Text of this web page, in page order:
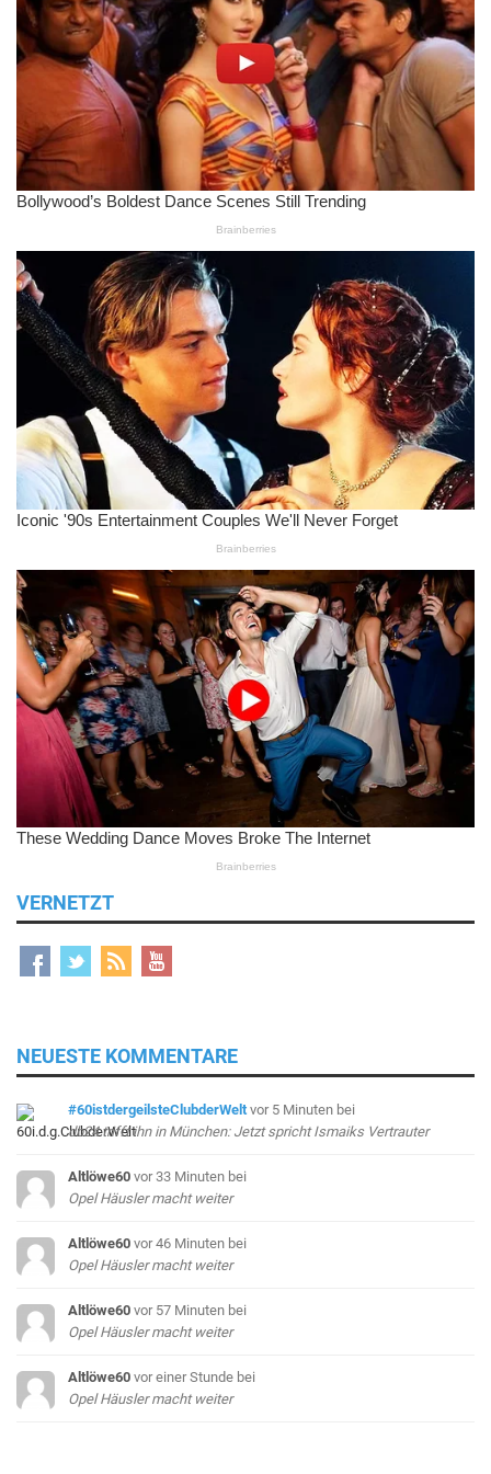
VERNETZT
NEUESTE KOMMENTARE
#60istdergeilsteClubderWelt vor 5 Minuten bei
db24 trifft ihn in München: Jetzt spricht Ismaiks Vertrauter
Altlöwe60 vor 33 Minuten bei
Opel Häusler macht weiter
Altlöwe60 vor 46 Minuten bei
Opel Häusler macht weiter
Altlöwe60 vor 57 Minuten bei
Opel Häusler macht weiter
Altlöwe60 vor einer Stunde bei
Opel Häusler macht weiter